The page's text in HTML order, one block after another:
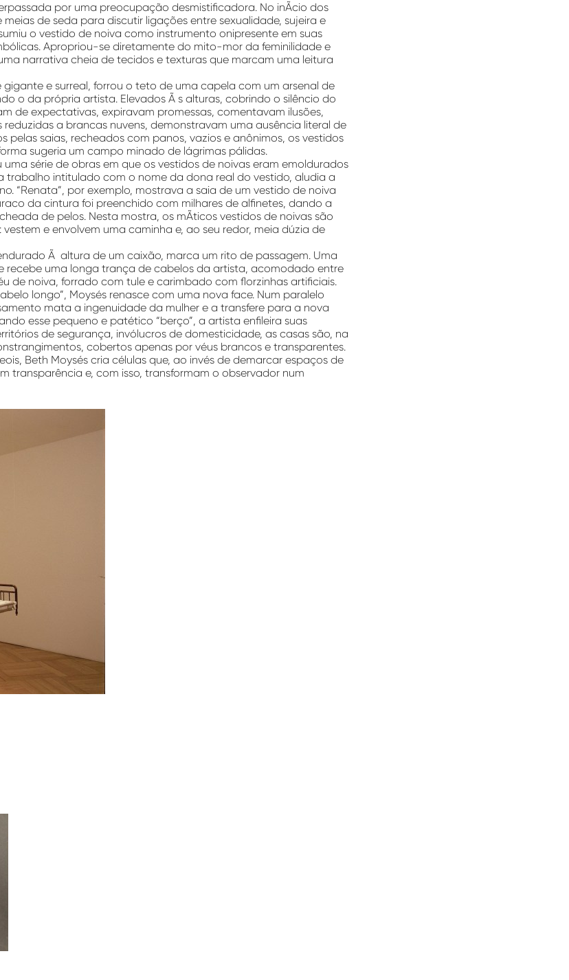
por uma preocupação desmistificadora. No inÃ­cio dos
de seda para discutir ligações entre sexualidade, sujeira e
o vestido de noiva como instrumento onipresente em suas
Apropriou-se diretamente do mito-mor da feminilidade e
narrativa cheia de tecidos e texturas que marcam uma leitura
e surreal, forrou o teto de uma capela com um arsenal de
o da própria artista. Elevados Ã s alturas, cobrindo o silêncio do
de expectativas, expiravam promessas, comentavam ilusões,
a brancas nuvens, demonstravam uma ausência literal de
pelas saias, recheados com panos, vazios e anônimos, os vestidos
sugeria um campo minado de lágrimas pálidas.
série de obras em que os vestidos de noivas eram emoldurados
trabalho intitulado com o nome da dona real do vestido, aludia a
“Renata”, por exemplo, mostrava a saia de um vestido de noiva
da cintura foi preenchido com milhares de alfinetes, dando a
de pelos. Nesta mostra, os mÃ­ticos vestidos de noivas são
e envolvem uma caminha e, ao seu redor, meia dúzia de
Ã altura de um caixão, marca um rito de passagem. Uma
recebe uma longa trança de cabelos da artista, acomodado entre
de noiva, forrado com tule e carimbado com florzinhas artificiais.
longo”, Moysés renasce com uma nova face. Num paralelo
mata a ingenuidade da mulher e a transfere para a nova
esse pequeno e patético “berço”, a artista enfileira suas
de segurança, invólucros de domesticidade, as casas são, na
cobertos apenas por véus brancos e transparentes.
Beth Moysés cria células que, ao invés de demarcar espaços de
transparência e, com isso, transformam o observador num